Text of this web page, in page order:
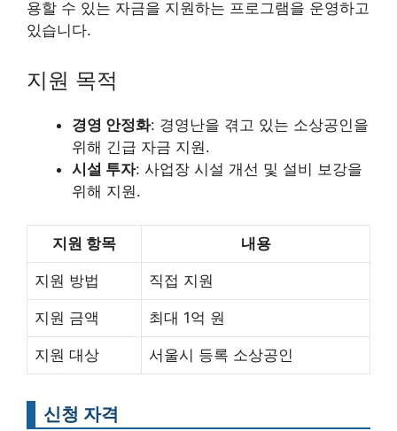
용할 수 있는 자금을 지원하는 프로그램을 운영하고
있습니다.
지원 목적
경영 안정화: 경영난을 겪고 있는 소상공인을
위해 긴급 자금 지원.
시설 투자: 사업장 시설 개선 및 설비 보강을
위해 지원.
지원 항목 내용
지원 방법 직접 지원
지원 금액 최대 1억 원
지원 대상 서울시 등록 소상공인
신청 자격